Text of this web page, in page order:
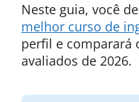
Neste guia, você
melhor curso de
perfil e comparará
avaliados de 2026.